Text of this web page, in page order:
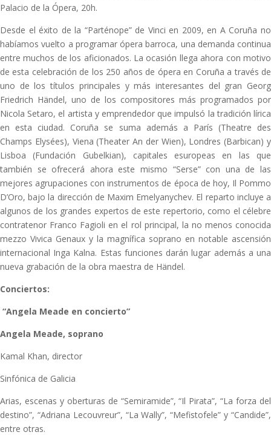
Palacio de la Ópera, 20h.
Desde el éxito de la “Parténope” de Vinci en 2009, en A Coruña no
habíamos vuelto a programar ópera barroca, una demanda continua
entre muchos de los aficionados. La ocasión llega ahora con motivo
de esta celebración de los 250 años de ópera en Coruña a través de
uno de los títulos principales y más interesantes del gran Georg
Friedrich Händel, uno de los compositores más programados por
Nicola Setaro, el artista y emprendedor que impulsó la tradición lírica
en esta ciudad. Coruña se suma además a París (Theatre des
Champs Elysées), Viena (Theater An der Wien), Londres (Barbican) y
Lisboa (Fundación Gubelkian), capitales esuropeas en las que
también se ofrecerá ahora este mismo “Serse” con una de las
mejores agrupaciones con instrumentos de época de hoy, Il Pommo
D’Oro, bajo la dirección de Maxim Emelyanychev. El reparto incluye a
algunos de los grandes expertos de este repertorio, como el célebre
contratenor Franco Fagioli en el rol principal, la no menos conocida
mezzo Vivica Genaux y la magnífica soprano en notable ascensión
internacional Inga Kalna. Estas funciones darán lugar además a una
nueva grabación de la obra maestra de Händel.
Conciertos:
“Angela Meade en concierto”
Angela Meade, soprano
Kamal Khan, director
Sinfónica de Galicia
Arias, escenas y oberturas de “Semiramide”, “Il Pirata”, “La forza del
destino”, “Adriana Lecouvreur”, “La Wally”, “Mefistofele” y “Candide”,
entre otras.